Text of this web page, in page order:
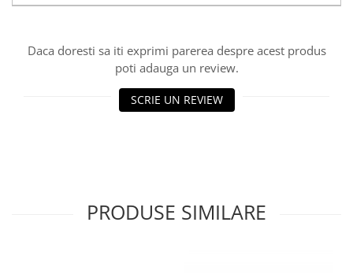
Daca doresti sa iti exprimi parerea despre acest produs
poti adauga un review.
SCRIE UN REVIEW
PRODUSE SIMILARE